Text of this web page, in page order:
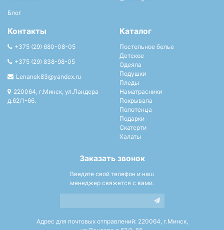
Блог
Контакты
+375 (29) 680-08-05
+375 (29) 838-98-05
Lenanek83@yandex.ru
220064, г.Минск, ул.Ландера
д.62/1-66.
Каталог
Постельное белье
Детское
Одеяла
Подушки
Пледы
Наматрасники
Покрывала
Полотенца
Подарки
Скатерти
Халаты
Заказать звонок
Введите свой телефон и наш
менеджер свяжется с вами.
Адрес для почтовых отправлений: 220064, г.Минск,